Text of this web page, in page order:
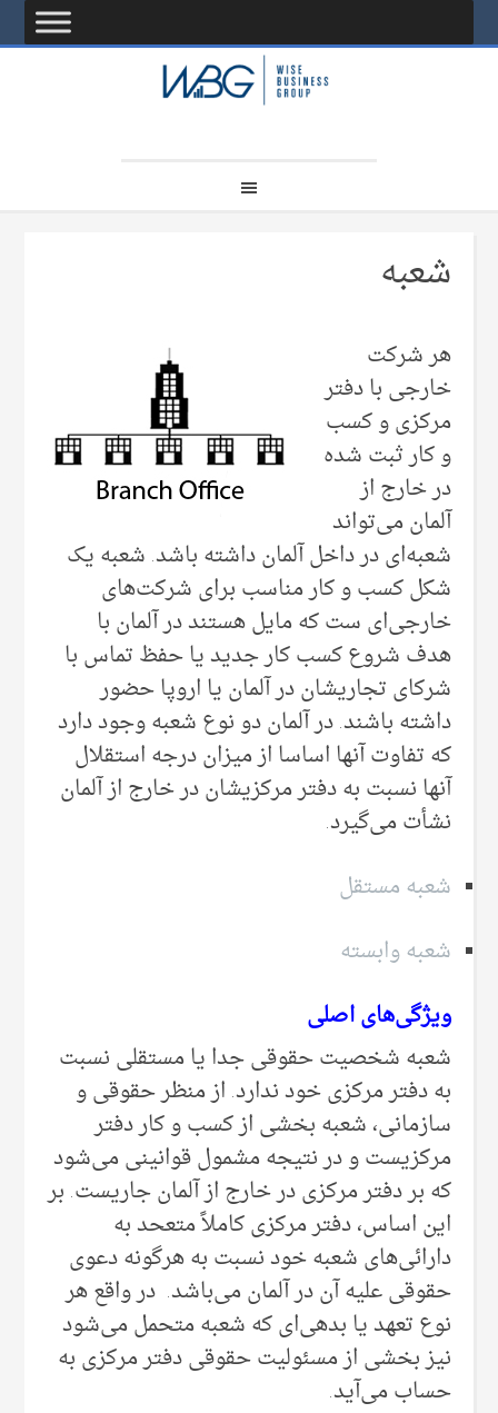
شعبه
هر شرکت
خارجی‌ با دفتر
مرکزی و کسب
و کار ثبت شده
در خارج از
آلمان می‌‌تواند
شعبه‌ای در داخل آلمان داشته باشد. شعبه یک
شکل کسب و کار مناسب برای شرکت‌های
خارجی‌‌ای ‌ست که مایل هستند در آلمان با
هدف شروع کسب کار جدید یا حفظ تماس با
شرکای تجاریشان در آلمان یا اروپا حضور
داشته باشند. در آلمان دو نوع شعبه وجود دارد
که تفاوت آنها اساسا از میزان درجه استقلال
آنها نسبت به دفتر مرکزیشان در خارج از آلمان
نشأت می‌گیرد.
شعبه مستقل
شعبه وابسته
ویژگی‌های اصلی‌
شعبه شخصیت حقوقی جدا یا مستقلی نسبت
به دفتر مرکزی خود ندارد. از منظر حقوقی و
سازمانی، شعبه بخشی از کسب و کار دفتر
مرکزیست و در نتیجه مشمول قوانینی می‌‌شود
که بر دفتر مرکزی در خارج از آلمان جاریست. بر
این اساس، دفتر مرکزی کاملاً متعحد به
دارائی‌های شعبه خود نسبت به هرگونه دعوی
حقوقی علیه آن در آلمان می‌‌باشد. در واقع هر
نوع تعهد یا بدهی‌ای که شعبه متحمل می‌‌شود
نیز بخشی از مسئولیت حقوقی دفتر مرکزی به
حساب می‌‌آید.